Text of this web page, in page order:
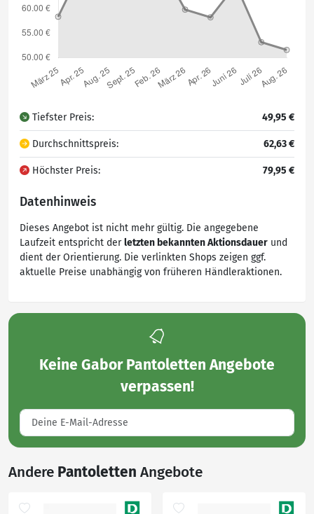
Tiefster Preis: 49,95 €
Durchschnittspreis: 62,63 €
Höchster Preis: 79,95 €
Datenhinweis
Dieses Angebot ist nicht mehr gültig. Die angegebene
Laufzeit entspricht derletzten bekannten Aktionsdauer und
dient der Orientierung. Die verlinkten Shops zeigen ggf.
aktuelle Preise unabhängig von früheren Händleraktionen.
Keine Gabor Pantoletten Angebote
verpassen!
Andere Pantoletten Angebote